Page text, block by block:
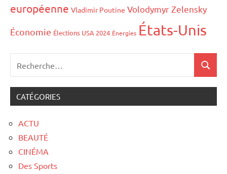
européenne Vladimir Poutine Volodymyr Zelensky
Économie Élections USA 2024 Énergies États-Unis
CATÉGORIES
ACTU
BEAUTÉ
CINÉMA
Des Sports